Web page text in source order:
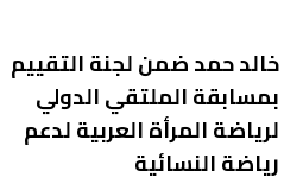
خالد حمد ضمن لجنة التقييم
بمسابقة الملتقي الدولي
لرياضة المرأة العربية لدعم
رياضة النسائية